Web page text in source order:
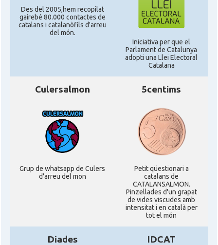
Des del 2005,hem recopilat
gairebé 80.000 contactes de
catalans i catalanòfils d'arreu
del món.
Iniciativa per que el
Parlament de Catalunya
adopti una Llei Electoral
Catalana
Culersalmon
Grup de whatsapp de Culers
d'arreu del mon
5centims
Petit qüestionari a
catalans de
CATALANSALMON.
Pinzellades d'un grapat
de vides viscudes amb
intensitat i en català per
tot el món
Diades IDCAT